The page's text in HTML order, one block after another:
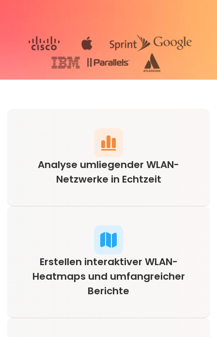
Analyse umliegender WLAN-
Netzwerke in Echtzeit
Erstellen interaktiver WLAN-
Heatmaps und umfangreicher
Berichte